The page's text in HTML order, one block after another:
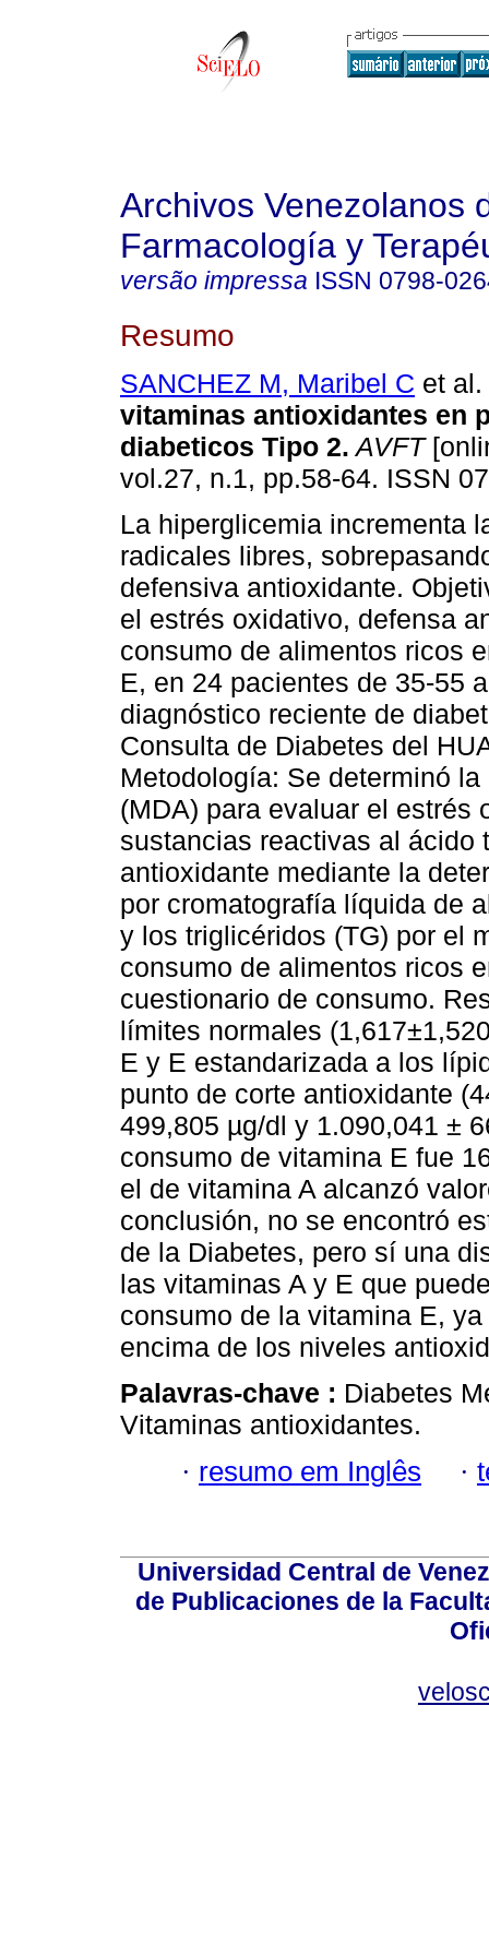
Archivos Venezolanos
Farmacología y
versão impressa ISSN 0798-
Resumo
SANCHEZ M, Maribel C et al.
vitaminas antioxidantes en
diabeticos Tipo 2. AVFT
vol.27, n.1, pp.58-64. ISSN
La hiperglicemia incrementa
radicales libres,
defensiva antioxidante.
el estrés oxidativo, defensa
consumo de alimentos ricos
E, en 24 pacientes de 35-55
diagnóstico reciente de
Consulta de Diabetes del
Metodología: Se determinó
(MDA) para evaluar el estrés
sustancias reactivas al ácido
antioxidante mediante la
por cromatografía líquida de
y los triglicéridos (TG) por el
consumo de alimentos ricos
cuestionario de consumo.
límites normales
E y E estandarizada a los
punto de corte antioxidante
499,805 µg/dl y 1.090,041 ±
consumo de vitamina E fue
el de vitamina A alcanzó
conclusión, no se encontró
de la Diabetes, pero sí una
las vitaminas A y E que
consumo de la vitamina E,
encima de los niveles
Palavras-chave : Diabetes
Vitaminas antioxidantes.
· resumo em Inglês ·
Universidad Central de
de Publicaciones de la